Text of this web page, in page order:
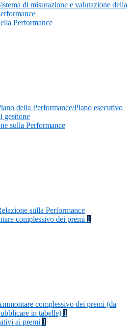
di misurazione e valutazione della
Performance
della Performance/Piano esecutivo
gestione
sulla Performance
sulla Performance
complessivo dei premi 1
complessivo dei premi (da
in tabelle) 1
ai premi 1